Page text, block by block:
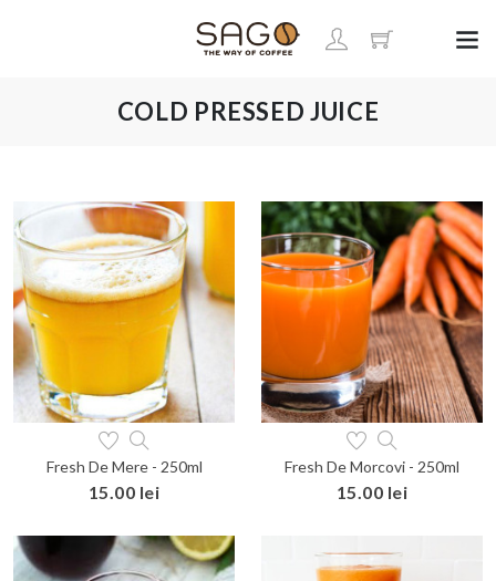
COLD PRESSED JUICE
Fresh De Mere - 250ml
15.00 lei
Fresh De Morcovi - 250ml
15.00 lei